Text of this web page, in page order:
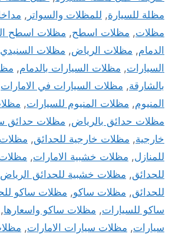
مظلة للسيارة, للمظلات والسواتر ,
مظلات, مظلات اسطح, مظلات اسطح
الدمام, مظلات الرياض, مظلات السنيدي
السيارات, مظلات السيارات بالدمام,
بالشارقة, مظلات السيارات في الامارات
المنيوم, مظلات المنيوم للسيارات,
مظلات حدائق بالرياض, مظلات حدائق
خارجية, مظلات خارجية للحدائق,
للمنازل, مظلات خشبية الامارات,
للحدائق, مظلات خشبية للحدائق الرياض
للحدائق, مظلات ساكو, مظلات ساكو
ساكو للسيارات, مظلات ساكو واسعارها,
سيارات, مظلات سيارات الامارات,